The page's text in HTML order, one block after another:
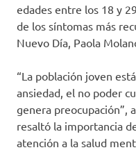
edades entre los 18 y
de los síntomas más
Nuevo Día, Paola
“La población joven
ansiedad, el no poder
genera preocupación”,
resaltó la importancia
atención a la salud